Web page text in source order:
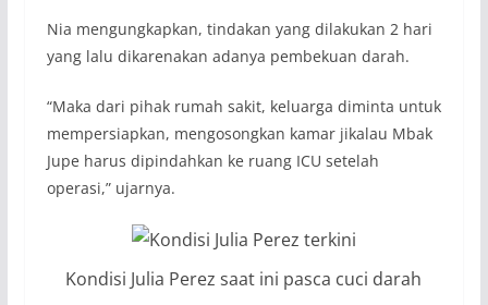
Nia mengungkapkan, tindakan yang dilakukan 2 hari
yang lalu dikarenakan adanya pembekuan darah.
“Maka dari pihak rumah sakit, keluarga diminta untuk
mempersiapkan, mengosongkan kamar jikalau Mbak
Jupe harus dipindahkan ke ruang ICU setelah
operasi,” ujarnya.
Kondisi Julia Perez saat ini pasca cuci darah